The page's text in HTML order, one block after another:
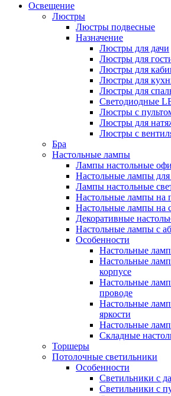
Освещение
Люстры
Люстры подвесные
Назначение
Люстры для дачи
Люстры для
Люстры для
Люстры для
Люстры для
Светодиодные
Люстры с
Люстры для
Люстры с
Бра
Настольные лампы
Лампы настольные
Настольные лампы
Лампы настольные
Настольные лампы на
Настольные лампы на
Декоративные
Настольные лампы с
Особенности
Настольные
Настольные
корпусе
Настольные
проводе
Настольные
яркости
Настольные
Складные
Торшеры
Потолочные светильники
Особенности
Светильники с
Светильники с